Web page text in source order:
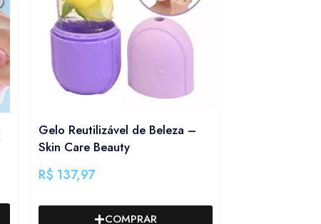
Gelo Reutilizável de Beleza –
Skin Care Beauty
R$ 137,97
COMPRAR